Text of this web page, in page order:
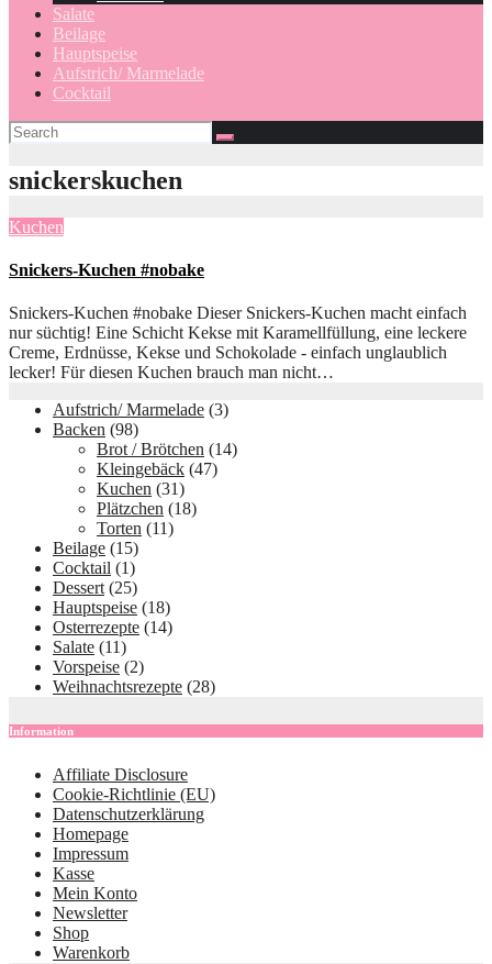
Salate
Beilage
Hauptspeise
Aufstrich/ Marmelade
Cocktail
snickerskuchen
Kuchen
Snickers-Kuchen #nobake
Snickers-Kuchen #nobake Dieser Snickers-Kuchen macht einfach
nur süchtig! Eine Schicht Kekse mit Karamellfüllung, eine leckere
Creme, Erdnüsse, Kekse und Schokolade - einfach unglaublich
lecker! Für diesen Kuchen brauch man nicht…
Aufstrich/ Marmelade (3)
Backen (98)
Brot / Brötchen (14)
Kleingebäck (47)
Kuchen (31)
Plätzchen (18)
Torten (11)
Beilage (15)
Cocktail (1)
Dessert (25)
Hauptspeise (18)
Osterrezepte (14)
Salate (11)
Vorspeise (2)
Weihnachtsrezepte (28)
Information
Affiliate Disclosure
Cookie-Richtlinie (EU)
Datenschutzerklärung
Homepage
Impressum
Kasse
Mein Konto
Newsletter
Shop
Warenkorb